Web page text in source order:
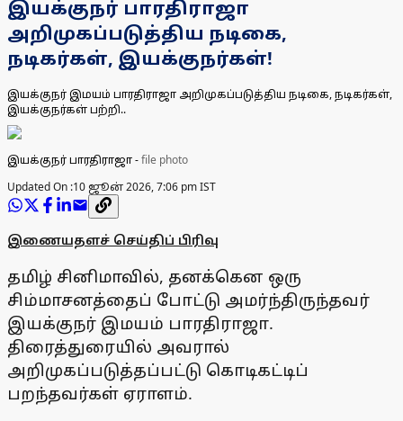
இயக்குநர் பாரதிராஜா
அறிமுகப்படுத்திய நடிகை,
நடிகர்கள், இயக்குநர்கள்!
இயக்குநர் இமயம் பாரதிராஜா அறிமுகப்படுத்திய நடிகை, நடிகர்கள்,
இயக்குநர்கள் பற்றி..
இயக்குநர் பாரதிராஜா-file photo
Updated On :10 ஜூன் 2026, 7:06 pm IST
இணையதளச் செய்திப் பிரிவு
தமிழ் சினிமாவில், தனக்கென ஒரு
சிம்மாசனத்தைப் போட்டு அமர்ந்திருந்தவர்
இயக்குநர் இமயம் பாரதிராஜா.
திரைத்துரையில் அவரால்
அறிமுகப்படுத்தப்பட்டு கொடிகட்டிப்
பறந்தவர்கள் ஏராளம்.